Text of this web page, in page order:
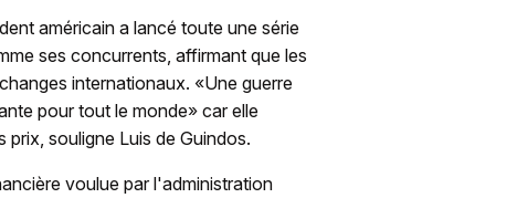
américain a lancé toute une série
ses concurrents, affirmant que les
internationaux. «Une guerre
pour tout le monde» car elle
souligne Luis de Guindos.
voulue par l'administration